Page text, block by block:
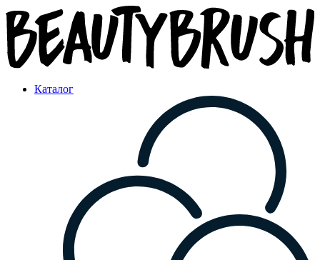
Каталог